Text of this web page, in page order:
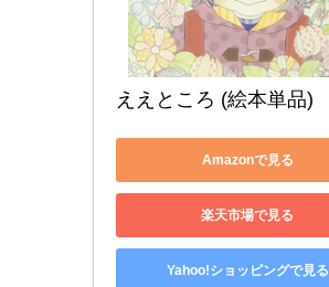
ええところ (絵本単品)
Amazonで見る
楽天市場で見る
Yahoo!ショッピングで見る